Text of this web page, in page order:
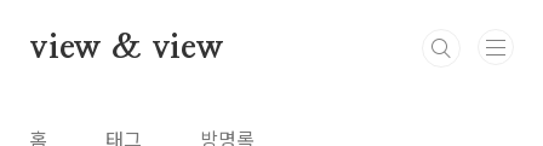
view & view
홈 태그 방명록